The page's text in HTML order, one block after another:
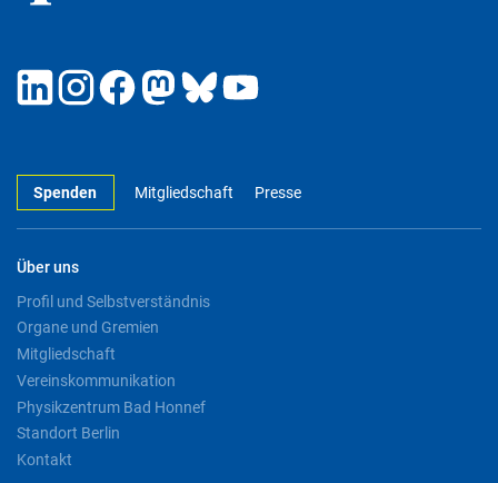
Spenden Mitgliedschaft Presse
Über uns
Profil und Selbstverständnis
Organe und Gremien
Mitgliedschaft
Vereinskommunikation
Physikzentrum Bad Honnef
Standort Berlin
Kontakt